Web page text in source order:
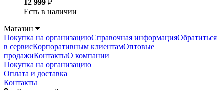
12 999 ₽
Есть в наличии
Магазин
Покупка на организациюСправочная информацияОбратиться
в сервисКорпоративным клиентамОптовые
продажиКонтактыО компании
Покупка на организацию
Оплата и доставка
Контакты